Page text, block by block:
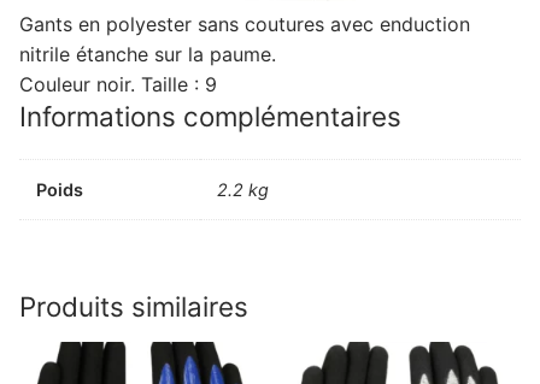
Gants en polyester sans coutures avec enduction
nitrile étanche sur la paume.
Couleur noir. Taille : 9
Informations complémentaires
Poids 2.2 kg
Produits similaires